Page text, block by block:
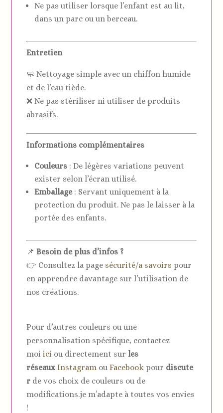
Ne pas utiliser lorsque l’enfant est au lit,
dans un parc ou un berceau.
Entretien
🧼 Nettoyage simple avec un chiffon humide
et de l’eau tiède.
❌ Ne pas stériliser ni utiliser de produits
abrasifs.
Informations complémentaires
Couleurs : De légères variations peuvent
exister selon l’écran utilisé.
Emballage: Servant uniquement à la
protection du produit. Ne pas le laisser à la
portée des enfants.
📌Besoin de plus d’infos ?
👉 Consultez la page sécurité/a savoirs pour
en apprendre davantage sur l’utilisation de
nos créations.
Pour d’autres couleurs ou une
personnalisation spécifique, contactez
moiici ou directement sur les
réseaux Instagram ouFacebook pour discute
r de vos choix de couleurs ou de
modifications.je m’adapte à toutes vos envies
!